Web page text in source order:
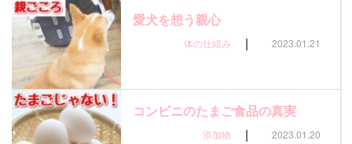
愛犬を想う親心
体の仕組み | 2023.01.21
コンビニのたまご食品の真実
添加物 | 2023.01.20